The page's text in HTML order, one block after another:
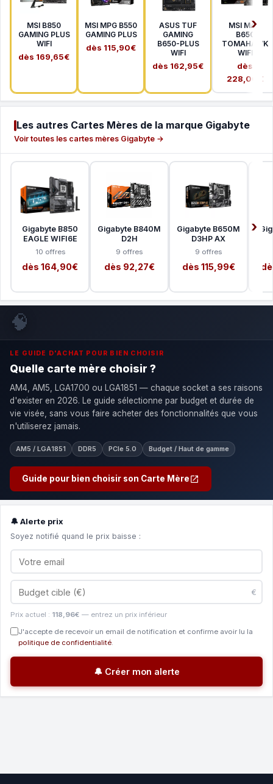
MSI B850
GAMING PLUS
WIFI
dès 169,65€
MSI MPG B550
GAMING PLUS
dès 115,90€
ASUS TUF
GAMING
B650-PLUS
WIFI
dès 162,95€
MSI MAG
B650
TOMAHAWK
WIFI
dès
228,00€
Les autres Cartes Mères de la marque Gigabyte
Voir toutes les cartes mères Gigabyte →
Gigabyte B850
EAGLE WIFI6E
10 offres
dès 164,90€
Gigabyte B840M
D2H
9 offres
dès 92,27€
Gigabyte B650M
D3HP AX
9 offres
dès 115,99€
🧠
LE GUIDE D'ACHAT POUR BIEN CHOISIR
Quelle carte mère choisir ?
AM4, AM5, LGA1700 ou LGA1851 — chaque socket a ses raisons
d'exister en 2026. Le guide sélectionne par budget et durée de
vie visée, sans vous faire acheter des fonctionnalités que vous
n'utiliserez jamais.
AM5 / LGA1851 DDR5 PCIe 5.0 Budget / Haut de gamme
Guide pour bien choisir son Carte Mère
🔔 Alerte prix
Soyez notifié quand le prix baisse :
€
Prix actuel : 118,96€ — entrez un prix inférieur
J'accepte de recevoir un email de notification et confirme avoir lu la
politique de confidentialité.
🔔 Créer mon alerte